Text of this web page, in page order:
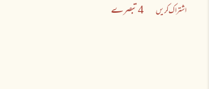
اشتراک کریں 4 تبصرے